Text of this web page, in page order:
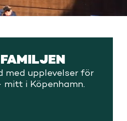
med upplevelser för
i Köpenhamn.